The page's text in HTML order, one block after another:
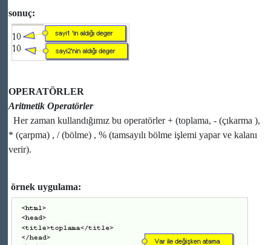
sonuç:
OPERATÖRLER
Aritmetik Operatörler
Her zaman kullandığımız bu operatörler + (toplama, - (çıkarma ),
* (çarpma) , / (bölme) , % (tamsayılı bölme işlemi yapar ve kalanı
verir).
örnek uygulama: